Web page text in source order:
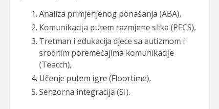
Analiza primjenjenog ponašanja (ABA),
Komunikacija putem razmjene slika (PECS),
Tretman i edukacija djece sa autizmom i
srodnim poremećajima komunikacije
(Teacch),
Učenje putem igre (Floortime),
Senzorna integracija (SI).